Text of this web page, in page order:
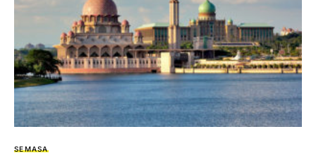
SEMASA